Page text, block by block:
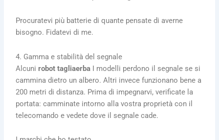
Procuratevi più batterie di quante pensate di averne
bisogno. Fidatevi di me.
4. Gamma e stabilità del segnale
Alcunirobot tagliaerba I modelli perdono il segnale se si
cammina dietro un albero. Altri invece funzionano bene a
200 metri di distanza. Prima di impegnarvi, verificate la
portata: camminate intorno alla vostra proprietà con il
telecomando e vedete dove il segnale cade.